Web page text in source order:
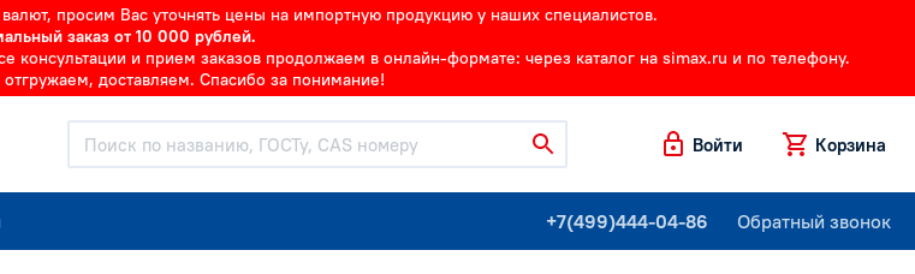
просим Вас уточнять цены на импортную продукцию у наших специалистов.
заказ от 10 000 рублей.
и прием заказов продолжаем в онлайн-формате: через каталог на simax.ru и по телефону.
доставляем. Спасибо за понимание!
Войти Корзина
+7(499)444-04-86 Обратный звонок